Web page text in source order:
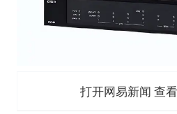
打开网易新闻 查